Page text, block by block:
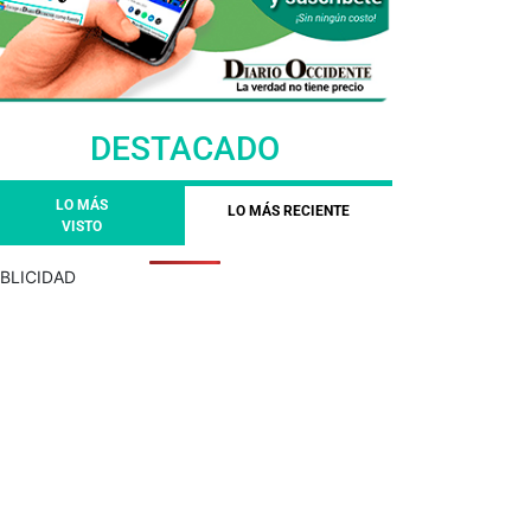
DESTACADO
LO MÁS
VISTO
LO MÁS RECIENTE